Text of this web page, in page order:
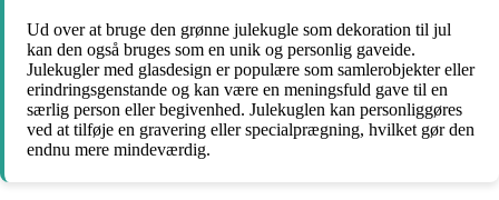
Ud over at bruge den grønne julekugle som dekoration til jul
kan den også bruges som en unik og personlig gaveide.
Julekugler med glasdesign er populære som samlerobjekter eller
erindringsgenstande og kan være en meningsfuld gave til en
særlig person eller begivenhed. Julekuglen kan personliggøres
ved at tilføje en gravering eller specialprægning, hvilket gør den
endnu mere mindeværdig.